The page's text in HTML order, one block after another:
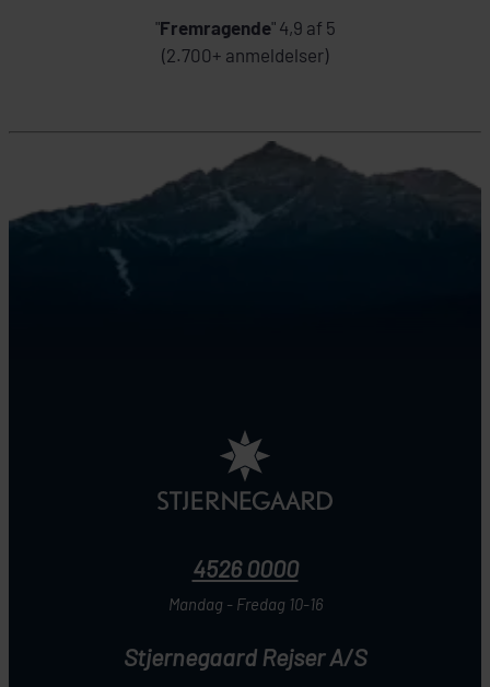
"Fremragende" 4,9 af 5
(2.700+ anmeldelser)
4526 0000
Mandag - Fredag 10-16
Stjernegaard Rejser A/S